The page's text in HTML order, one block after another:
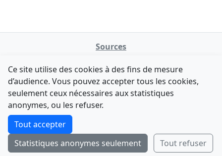
Sources
data.gouv.fr
Legifrance - API
Contact
F-Droid·App Store
Tchap
© 2026retiolus— NATINFo
Comment avez-vous découvert NATINFo ?
Une courte réponse suffit (500 caractères max).
Envoyer Ignorer
Ce site utilise des cookies à des fins de mesure
d’audience. Vous pouvez accepter tous les cookies,
seulement ceux nécessaires aux statistiques
anonymes, ou les refuser.
Tout accepter
Statistiques anonymes seulement
Tout refuser